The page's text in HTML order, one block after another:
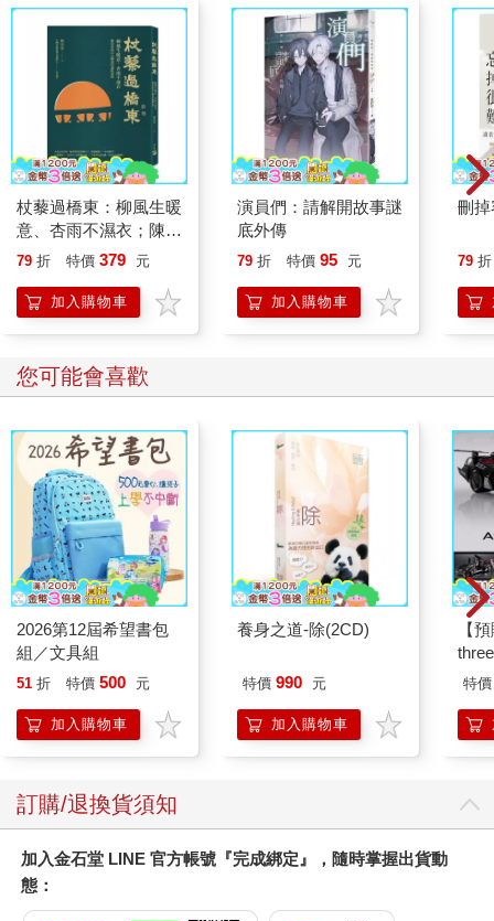
杖藜過橋東：柳風生暖
意、杏雨不濕衣；陳亮
恭談以心轉境的適齡漫
79 折 特價 379 元
加入購物車
演員們：請解開故事謎
底外傳
79 折 特價 95 元
加入購物車
刪
79 折
您可能會喜歡
2026第12屆希望書包
組／文具組
51 折 特價 500 元
加入購物車
養身之道-除(2CD)
特價 990 元
加入購物車
【
VA
特價
訂購/退換貨須知
加入金石堂 LINE 官方帳號『完成綁定』，隨時掌握出貨動
態：